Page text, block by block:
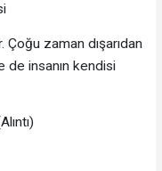
Çoğu zaman dışarıdan
de insanın kendisi